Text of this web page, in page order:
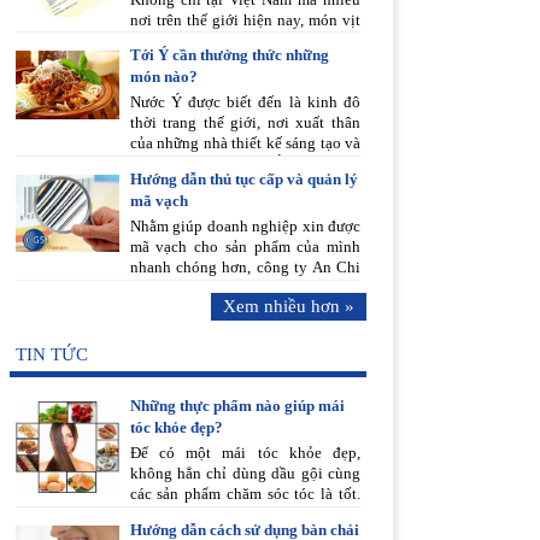
nơi trên thế giới hiện nay, món vịt
và chinh phục được đông đảo thực
khách nhờ hương vị thơm ngon,
độc đáo và bổ dưỡng.
Tới Ý cần thưởng thức những
món nào?
Nước Ý được biết đến là kinh đô
thời trang thế giới, nơi xuất thân
của những nhà thiết kế sáng tạo và
đô thời trang choáng ngợp làm say
lòng người, thì việc thưởng thức
ẩm thực nơi đây càng làm cho lòng
người càng thêm say đắm. Khi bạn
có nhu cầu du lịch nước Ý thì đừng
Ý mà hãy thưởng thức nó bằng cả
tại Ý như thế nào.
Hướng dẫn thủ tục cấp và quản lý
mã vạch
Nhằm giúp doanh nghiệp xin được
mã vạch cho sản phẩm của mình
nhanh chóng hơn, công ty An Chi
và quản lý mã vạch như sau:
Xem nhiều hơn »
TIN TỨC
Những thực phẩm nào giúp mái
tóc khỏe đẹp?
Để có một mái tóc khỏe đẹp,
không hẳn chỉ dùng dầu gội cùng
các sản phẩm chăm sóc tóc là tốt.
trạng sức khỏe và những thói quen
Hướng dẫn cách sử dụng bàn chải